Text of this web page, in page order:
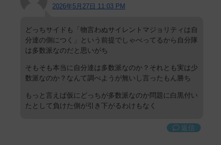
2026年5月27日 11:03 PM
どっちサイドも「物言わぬサイレントマジョリティは自
分達の側につく」という前提でしゃべってるから自分隊
は多数派なのだと思いがち
そもそも本当に自分達は多数派なのか？それとも実は少
数派なのか？なんて調べようが無いし言ったもん勝ち
もっと言えば仮にどっちが多数派なのか問題に白黒付い
たとして負けた側が引き下がるわけもなく
返信